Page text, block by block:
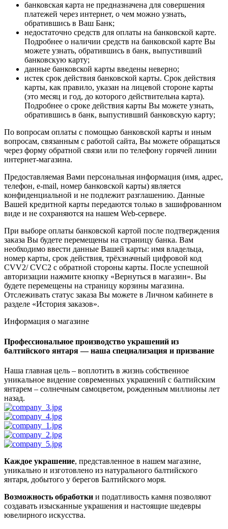
банковская карта не предназначена для совершения
платежей через интернет, о чем можно узнать,
обратившись в Ваш Банк;
недостаточно средств для оплаты на банковской карте.
Подробнее о наличии средств на банковской карте Вы
можете узнать, обратившись в банк, выпустивший
банковскую карту;
данные банковской карты введены неверно;
истек срок действия банковской карты. Срок действия
карты, как правило, указан на лицевой стороне карты
(это месяц и год, до которого действительна карта).
Подробнее о сроке действия карты Вы можете узнать,
обратившись в банк, выпустивший банковскую карту;
По вопросам оплаты с помощью банковской карты и иным
вопросам, связанным с работой сайта, Вы можете обращаться
через форму обратной связи или по телефону горячей линии
интернет-магазина.
Предоставляемая Вами персональная информация (имя, адрес,
телефон, e-mail, номер банковской карты) является
конфиденциальной и не подлежит разглашению. Данные
Вашей кредитной карты передаются только в зашифрованном
виде и не сохраняются на нашем Web-сервере.
При выборе оплаты банковской картой после подтверждения
заказа Вы будете перемещены на страницу банка. Вам
необходимо ввести данные Вашей карты: имя владельца,
номер карты, срок действия, трёхзначный цифровой код
CVV2/ CVC2 с обратной стороны карты. После успешной
авторизации нажмите кнопку «Вернуться в магазин». Вы
будете перемещены на страницу корзины магазина.
Отслеживать статус заказа Вы можете в Личном кабинете в
разделе «История заказов».
Информация о магазине
Профессиональное производство украшений из
балтийского янтаря — наша специализация и призвание
Наша главная цель – воплотить в жизнь собственное
уникальное видение современных украшений с балтийским
янтарем – солнечным самоцветом, рожденным миллионы лет
назад.
Каждое украшение, представленное в нашем магазине,
уникально и изготовлено из натурального балтийского
янтаря, добытого у берегов Балтийского моря.
Возможность обработки и податливость камня позволяют
создавать изысканные украшения и настоящие шедевры
ювелирного искусства.